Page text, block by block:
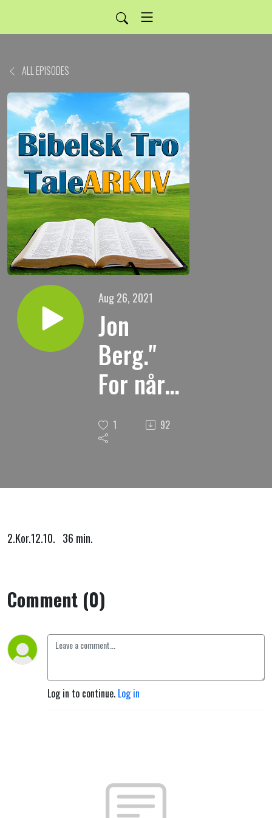
ALL EPISODES
Aug 26, 2021
Jon
Berg."
For når
jeg er
skrøpelig,
sterk."
1 92
2.Kor.12.10. 36 min.
Comment (0)
Log in to continue. Log in